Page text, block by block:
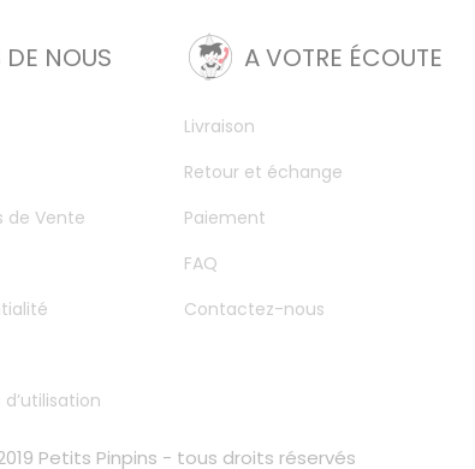
DE NOUS
de Vente
A VOTRE ÉCOUTE
Livraison
Retour et échange
Paiement
FAQ
Contactez-nous
Petits Pinpins - tous droits réservés